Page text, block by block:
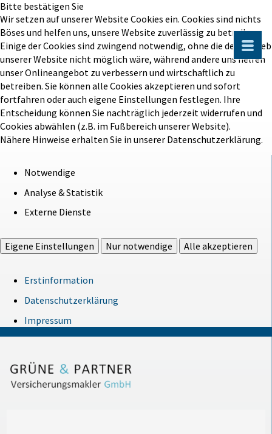
Bitte bestätigen Sie
Wir setzen auf unserer Website Cookies ein. Cookies sind nichts
Böses und helfen uns, unsere Website zuverlässig zu betreiben.
Einige der Cookies sind zwingend notwendig, ohne die der Betrieb
unserer Website nicht möglich wäre, während andere uns helfen
unser Onlineangebot zu verbessern und wirtschaftlich zu
betreiben. Sie können alle Cookies akzeptieren und sofort
fortfahren oder auch eigene Einstellungen festlegen. Ihre
Entscheidung können Sie nachträglich jederzeit widerrufen und
Cookies abwählen (z.B. im Fußbereich unserer Website).
Nähere Hinweise erhalten Sie in unserer Datenschutzerklärung.
Notwendige
Analyse & Statistik
Externe Dienste
Eigene Einstellungen Nur notwendige Alle akzeptieren
Erstinformation
Datenschutzerklärung
Impressum